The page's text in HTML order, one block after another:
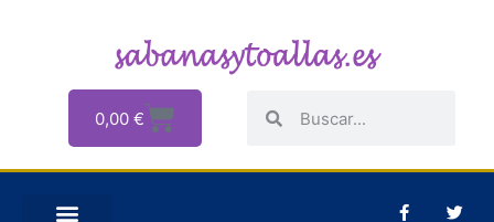
0,00 €